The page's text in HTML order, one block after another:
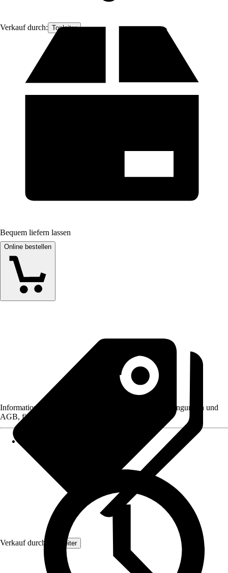
Verkauf durch: Topleiter
Bequem liefern lassen
Online bestellen
Verkauf durch: Topleiter
Informationen des Verkäufers, wie z. B. Rückgabebedingungen und
AGB, finden Sie bei Klick auf den Verkäufernamen.